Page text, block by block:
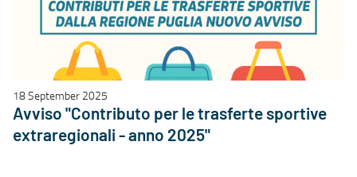
18 September 2025
Avviso "Contributo per le trasferte sportive
extraregionali - anno 2025"